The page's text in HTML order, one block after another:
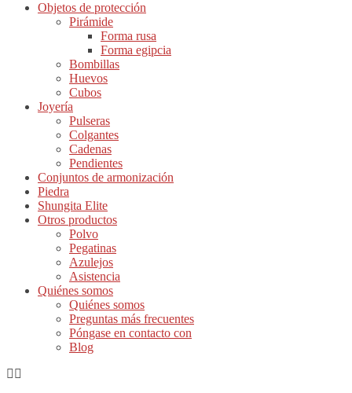
Objetos de protección
Pirámide
Forma rusa
Forma egipcia
Bombillas
Huevos
Cubos
Joyería
Pulseras
Colgantes
Cadenas
Pendientes
Conjuntos de armonización
Piedra
Shungita Elite
Otros productos
Polvo
Pegatinas
Azulejos
Asistencia
Quiénes somos
Quiénes somos
Preguntas más frecuentes
Póngase en contacto con
Blog